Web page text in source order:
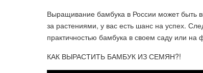
Выращивание бамбука в России может быть
за растениями, у вас есть шанс на успех.
практичностью бамбука в своем саду или на
КАК ВЫРАСТИТЬ БАМБУК ИЗ СЕМЯН?!